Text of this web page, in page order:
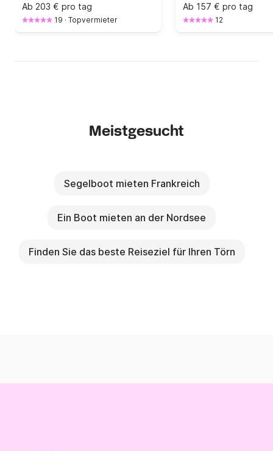
Ab 203 € pro tag
19 · Topvermieter
Ab 157 € pro tag
12
Meistgesucht
Segelboot mieten Frankreich
Ein Boot mieten an der Nordsee
Finden Sie das beste Reiseziel für Ihren Törn